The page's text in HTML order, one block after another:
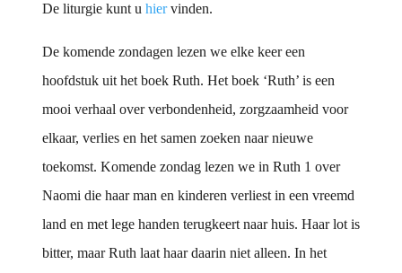
De liturgie kunt u hiervinden.
De komende zondagen lezen we elke keer een
hoofdstuk uit het boek Ruth. Het boek ‘Ruth’ is een
mooi verhaal over verbondenheid, zorgzaamheid voor
elkaar, verlies en het samen zoeken naar nieuwe
toekomst. Komende zondag lezen we in Ruth 1 over
Naomi die haar man en kinderen verliest in een vreemd
land en met lege handen terugkeert naar huis. Haar lot is
bitter, maar Ruth laat haar daarin niet alleen. In het